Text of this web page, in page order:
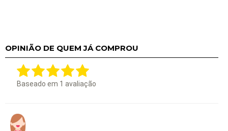
OPINIÃO DE QUEM JÁ COMPROU
Baseado em 1 avaliação